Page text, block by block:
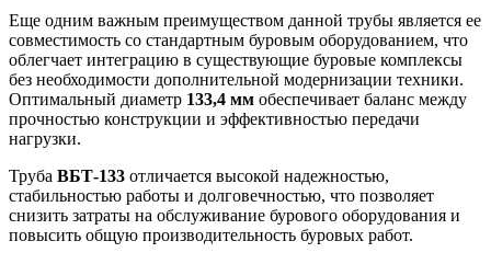
Еще одним важным преимуществом данной трубы является ее
совместимость со стандартным буровым оборудованием, что
облегчает интеграцию в существующие буровые комплексы
без необходимости дополнительной модернизации техники.
Оптимальный диаметр 133,4 мм обеспечивает баланс между
прочностью конструкции и эффективностью передачи
нагрузки.
Труба ВБТ-133 отличается высокой надежностью,
стабильностью работы и долговечностью, что позволяет
снизить затраты на обслуживание бурового оборудования и
повысить общую производительность буровых работ.